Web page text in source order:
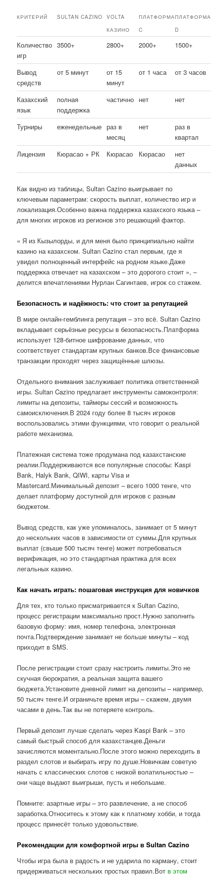
КРИТЕРИЙ SULTAN CAZINO
VOLTA
КАЗИНО
ПЛАТФОРМА
C
ПЛАТФОРМА
D
Количество
игр
3500+ 2800+ 2000+ 1500+
Вывод
средств
от 5 минут
от 15
минут
от 1 часа от 3 часов
Казахский
язык
полная
поддержка
частично нет нет
Турниры еженедельные раз в
месяц
нет
раз в
квартал
Лицензия
Кюрасао + РК Кюрасао Кюрасао
нет
данных
Как видно из таблицы, Sultan Cazino выигрывает по
ключевым параметрам: скорость выплат, количество игр и
локализация.Особенно важна поддержка казахского языка –
для многих игроков из регионов это решающий фактор.
« Я из Кызылорды, и для меня было принципиально найти
казино на казахском. Sultan Cazino стал первым, где я
увидел полноценный интерфейс на родном языке.Даже
поддержка отвечает на казахском – это дорогого стоит », –
делится впечатлениями Нурлан Сагинтаев, игрок со стажем.
Безопасность и надёжность: что стоит за репутацией
В мире онлайн-гемблинга репутация – это всё. Sultan Cazino
вкладывает серьёзные ресурсы в безопасность.Платформа
использует 128-битное шифрование данных, что
соответствует стандартам крупных банков.Все финансовые
транзакции проходят через защищённые шлюзы.
Отдельного внимания заслуживает политика ответственной
игры. Sultan Cazino предлагает инструменты самоконтроля:
лимиты на депозиты, таймеры сессий и возможность
самоисключения.В 2024 году более 8 тысяч игроков
воспользовались этими функциями, что говорит о реальной
работе механизма.
Платежная система тоже продумана под казахстанские
реалии.Поддерживаются все популярные способы: Kaspi
Bank, Halyk Bank, QIWI, карты Visa и
Mastercard.Минимальный депозит – всего 1000 тенге, что
делает платформу доступной для игроков с разным
бюджетом.
Вывод средств, как уже упоминалось, занимает от 5 минут
до нескольких часов в зависимости от суммы.Для крупных
выплат (свыше 500 тысяч тенге) может потребоваться
верификация, но это стандартная практика для всех
легальных казино.
Как начать играть: пошаговая инструкция для новичков
Для тех, кто только присматривается к Sultan Cazino,
процесс регистрации максимально прост.Нужно заполнить
базовую форму: имя, номер телефона, электронная
почта.Подтверждение занимает не больше минуты – код
приходит в SMS.
После регистрации стоит сразу настроить лимиты.Это не
скучная бюрократия, а реальная защита вашего
бюджета.Установите дневной лимит на депозиты – например,
50 тысяч тенге.И ограничьте время игры – скажем, двумя
часами в день.Так вы не потеряете контроль.
Первый депозит лучше сделать через Kaspi Bank – это
самый быстрый способ для казахстанцев.Деньги
зачисляются моментально.После этого можно переходить в
раздел слотов и выбирать игру по душе.Новичкам советую
начать с классических слотов с низкой волатильностью –
они чаще выдают выигрыши, пусть и небольшие.
Помните: азартные игры – это развлечение, а не способ
заработка.Относитесь к этому как к платному хобби, и тогда
процесс принесёт только удовольствие.
Рекомендации для комфортной игры в Sultan Cazino
Чтобы игра была в радость и не ударила по карману, стоит
придерживаться нескольких простых правил.Вотв этом